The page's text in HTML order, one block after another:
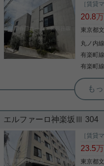
茗荷谷
口ガス
能、浴
も安心
実用春日ホーム 茗荷谷店 堀
茗荷
部屋、2面に窓あり
機能、
［賃貸
20.8
東京都
丸ノ内線
有楽町線
有楽町線
実用春日ホーム 茗荷谷店 堀田
スタ
四角の
ークイン
コンロ
設備も充
エルファーロ神楽坂Ⅲ 304
［賃貸
23.5
東京都